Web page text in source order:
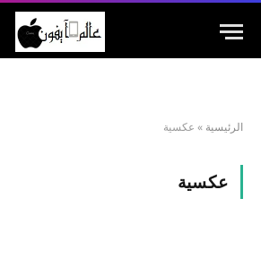
الرئيسية » عكسية
عكسية